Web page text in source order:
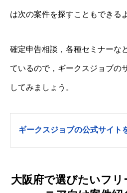
は次の案件を探すこともできる
確定申告相談，各種セミナーな
ているので，ギークスジョブの
してみましょう。
ギークスジョブの公式サイト
大阪府で選びたいフ